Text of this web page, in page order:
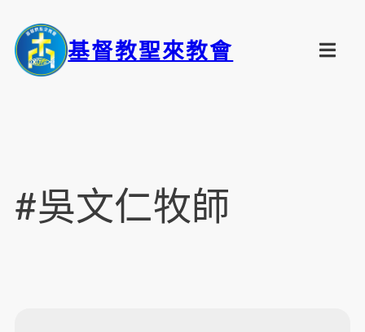
基督教聖來教會
#吳文仁牧師